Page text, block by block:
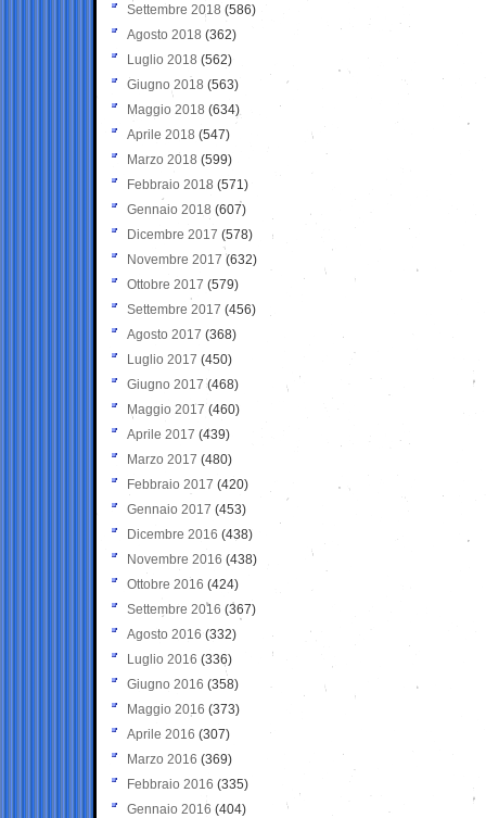
Settembre 2018 (586)
Agosto 2018 (362)
Luglio 2018 (562)
Giugno 2018 (563)
Maggio 2018 (634)
Aprile 2018 (547)
Marzo 2018 (599)
Febbraio 2018 (571)
Gennaio 2018 (607)
Dicembre 2017 (578)
Novembre 2017 (632)
Ottobre 2017 (579)
Settembre 2017 (456)
Agosto 2017 (368)
Luglio 2017 (450)
Giugno 2017 (468)
Maggio 2017 (460)
Aprile 2017 (439)
Marzo 2017 (480)
Febbraio 2017 (420)
Gennaio 2017 (453)
Dicembre 2016 (438)
Novembre 2016 (438)
Ottobre 2016 (424)
Settembre 2016 (367)
Agosto 2016 (332)
Luglio 2016 (336)
Giugno 2016 (358)
Maggio 2016 (373)
Aprile 2016 (307)
Marzo 2016 (369)
Febbraio 2016 (335)
Gennaio 2016 (404)